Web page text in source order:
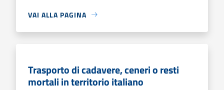
VAI ALLA PAGINA
Trasporto di cadavere, ceneri o resti
mortali in territorio italiano